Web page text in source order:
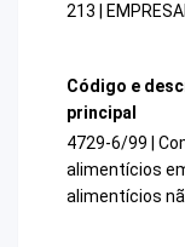
213 |
Código e
principal
4729-6/99 |
alimentícios
alimentícios